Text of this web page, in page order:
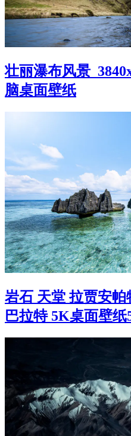
壮丽瀑布风景
脑桌面壁纸
岩石 天堂 拉贾安
巴拉特 5K桌面壁纸